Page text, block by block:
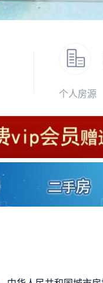
个人房源